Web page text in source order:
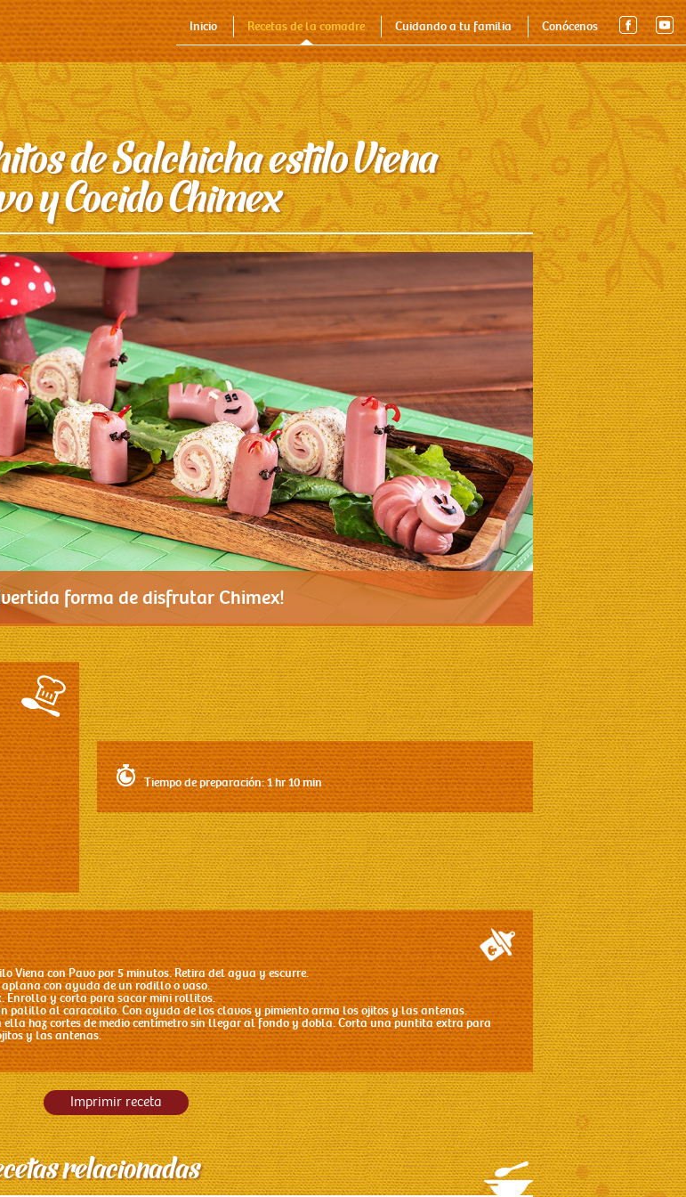
Inicio Recetas de la comadre Cuidando a tu familia Conócenos
Quiénes somos Nuestros Productos Contacto
de Salchicha estilo Viena
y Cocido Chimex
forma de disfrutar Chimex!
Tiempo de preparación: 1 hr 10 min
Viena con Pavo por 5 minutos. Retira del agua y escurre.
con ayuda de un rodillo o vaso.
Enrolla y corta para sacar mini rollitos.
palillo al caracolito. Con ayuda de los clavos y pimiento arma los ojitos y las antenas.
haz cortes de medio centímetro sin llegar al fondo y dobla. Corta una puntita extra para
y las antenas.
Imprimir receta
relacionadas